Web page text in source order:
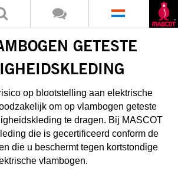
GETESTE
op blootstelling aan elektrische
om op vlambogen geteste
te dragen. Bij MASCOT
die is gecertificeerd conform de
die u beschermt tegen kortstondige
vlambogen.